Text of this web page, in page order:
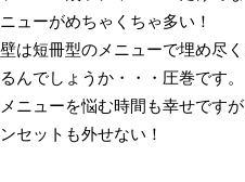
ニューがめちゃくちゃ多い！
壁は短冊型のメニューで埋め尽
るんでしょうか・・・圧巻です。
メニューを悩む時間も幸せです
ンセットも外せない！